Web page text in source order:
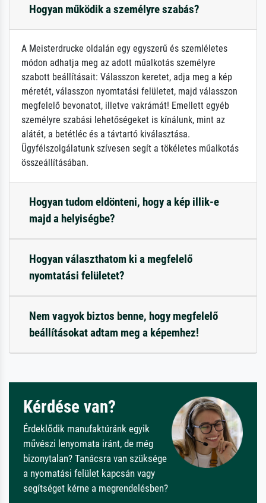
Hogyan működik a személyre szabás?
A Meisterdrucke oldalán egy egyszerű és szemléletes
módon adhatja meg az adott műalkotás személyre
szabott beállításait: Válasszon keretet, adja meg a kép
méretét, válasszon nyomtatási felületet, majd válasszon
megfelelő bevonatot, illetve vakrámát! Emellett egyéb
személyre szabási lehetőségeket is kínálunk, mint az
alátét, a betétléc és a távtartó kiválasztása.
Ügyfélszolgálatunk szívesen segít a tökéletes műalkotás
összeállításában.
Hogyan tudom eldönteni, hogy a kép illik-e
majd a helyiségbe?
Hogyan választhatom ki a megfelelő
nyomtatási felületet?
Nem vagyok biztos benne, hogy megfelelő
beállításokat adtam meg a képemhez!
Kérdése van?
Érdeklődik manufaktúránk egyik
művészi lenyomata iránt, de még
bizonytalan? Tanácsra van szüksége
a nyomatási felület kapcsán vagy
segítséget kérne a megrendelésben?